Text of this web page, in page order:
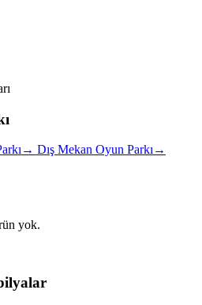
→ Dış Mekan Oyun Parkı→
yok.